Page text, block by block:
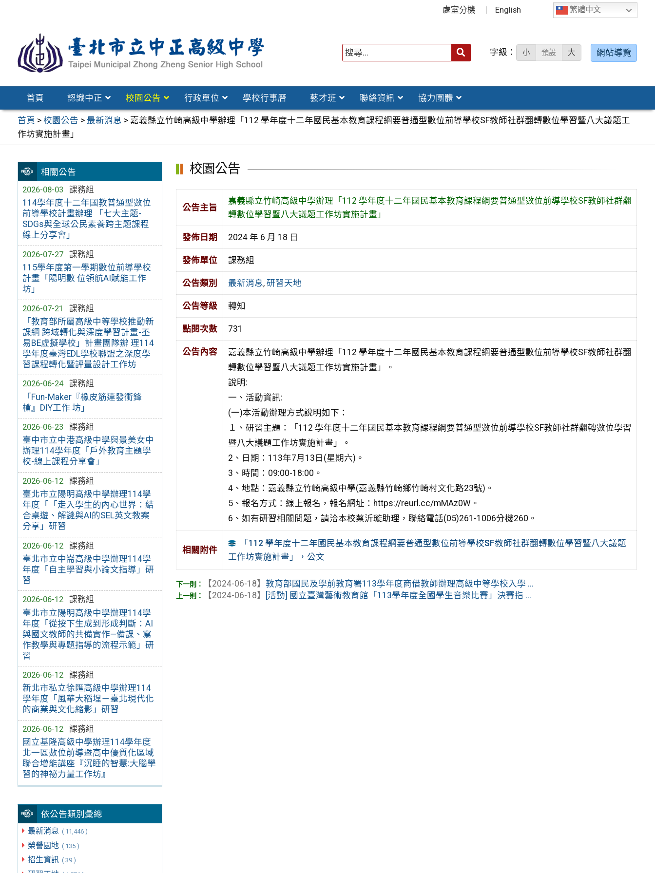
區
繁體中文
處室分機 English
字級： 小 預設 大 網站導覽
首頁 認識中正 校園公告 行政單位 學校行事曆 藝才班 聯絡資訊 協力團體
首頁 >校園公告 > 最新消息 > 嘉義縣立竹崎高級中學辦理「112 學年度十二年國民基本教育課程綱要普通型數位前導學校SF教師社群翻轉數位學習暨八大議題工
作坊實施計畫」
相關公告
2026-08-03
課務組
114學年度十二年國教普通型數位
前導學校計畫辦理 「七大主題-
SDGs與全球公民素養跨主題課程
線上分享會」
2026-07-27
課務組
115學年度第一學期數位前導學校
計畫「陽明數 位領航AI賦能工作
坊」
2026-07-21
課務組
「教育部所屬高級中等學校推動新
課綱 跨域轉化與深度學習計畫-丕
易BE虛擬學校」計畫團隊辦 理114
學年度臺灣EDL學校聯盟之深度學
習課程轉化暨評量設計工作坊
2026-06-24
課務組
「Fun-Maker『橡皮筋連發衝鋒
槍』DIY工作 坊」
2026-06-23
課務組
臺中市立中港高級中學與景美女中
辦理114學年度「戶外教育主題學
校-線上課程分享會」
2026-06-12
課務組
臺北市立陽明高級中學辦理114學
年度「「走入學生的內心世界：結
合桌遊、解謎與AI的SEL英文教案
分享」研習
2026-06-12
課務組
臺北市立中崙高級中學辦理114學
年度「自主學習與小論文指導」研
習
2026-06-12
課務組
臺北市立陽明高級中學辦理114學
年度「從按下生成到形成判斷：AI
與國文教師的共備實作—備課、寫
作教學與專題指導的流程示範」研
習
2026-06-12
課務組
新北市私立徐匯高級中學辦理114
學年度「風華大稻埕－臺北現代化
的商業與文化縮影」研習
2026-06-12
課務組
國立基隆高級中學辦理114學年度
北一區數位前導暨高中優質化區域
聯合增能講座『沉睡的智慧:大腦學
習的神祕力量工作坊』
依公告類別彙總
最新消息 ( 11,446 )
榮譽園地 ( 135 )
招生資訊 ( 39 )
校園公告
公告主旨
嘉義縣立竹崎高級中學辦理「112 學年度十二年國民基本教育課程綱要普通型數位前導學校SF教師社群翻
轉數位學習暨八大議題工作坊實施計畫」
發佈日期 2024 年 6 月 18 日
發佈單位 課務組
公告類別 最新消息, 研習天地
公告等級 轉知
點閱次數 731
公告內容
嘉義縣立竹崎高級中學辦理「112 學年度十二年國民基本教育課程綱要普通型數位前導學校SF教師社群翻
轉數位學習暨八大議題工作坊實施計畫」。
說明:
一、活動資訊:
(一)本活動辦理方式說明如下：
１、研習主題：「112 學年度十二年國民基本教育課程綱要普通型數位前導學校SF教師社群翻轉數位學習
暨八大議題工作坊實施計畫」。
2、日期：113年7月13日(星期六)。
3、時間：09:00-18:00。
4、地點：嘉義縣立竹崎高級中學(嘉義縣竹崎鄉竹崎村文化路23號)。
5、報名方式：線上報名，報名網址：https://reurl.cc/mMAz0W。
6、如有研習相關問題，請洽本校蔡沂璇助理，聯絡電話(05)261-1006分機260。
相關附件
「112 學年度十二年國民基本教育課程綱要普通型數位前導學校SF教師社群翻轉數位學習暨八大議題
工作坊實施計畫」，公文
【2024-06-18】教育部國民及學前教育署113學年度商借教師辦理高級中等學校入學 ...
【2024-06-18】
[活動] 國立臺灣藝術教育館「113學年度全國學生音樂比賽」決賽指 ...